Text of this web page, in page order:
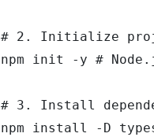
# 2. Initialize
npm init -y #
# 3. Install
npm install -D